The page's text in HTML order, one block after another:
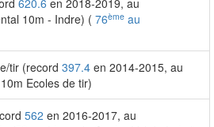
620.6 en 2018-2019, au
10m - Indre) ( 76ème au
tir (record 397.4 en 2014-2015, au
Ecoles de tir)
562 en 2016-2017, au